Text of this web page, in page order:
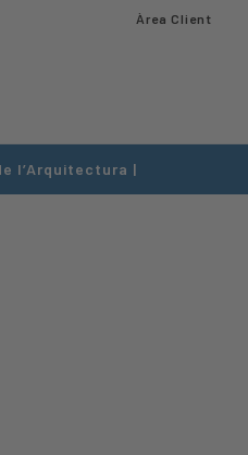
Àrea Client
l’Arquitectura |